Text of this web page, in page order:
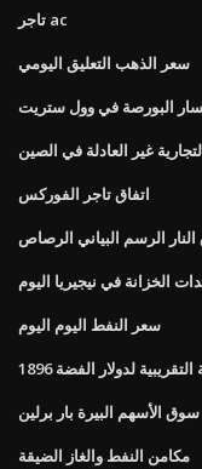
تاجر ac
سعر الذهب التعليق اليومي
البورصة في وول ستريت
غير العادلة في الصين
اتفاق تاجر الفوركس
الرسم البياني الرصاص
الخزانة في نيجيريا اليوم
سعر النفط اليوم اليوم
لدولار الفضة 1896
سوق الأسهم البيرة بار برلين
مكامن النفط والغاز الضيقة